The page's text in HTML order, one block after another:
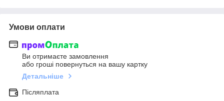
Умови оплати
Ви отримаєте замовлення
або гроші повернуться на вашу картку
Детальніше
Післяплата